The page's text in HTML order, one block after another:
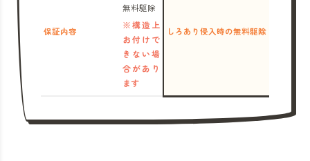
保証内容
無料駆除
※構造上
お付けで
きない場
合があり
ます
しろあり侵入時の無料駆除